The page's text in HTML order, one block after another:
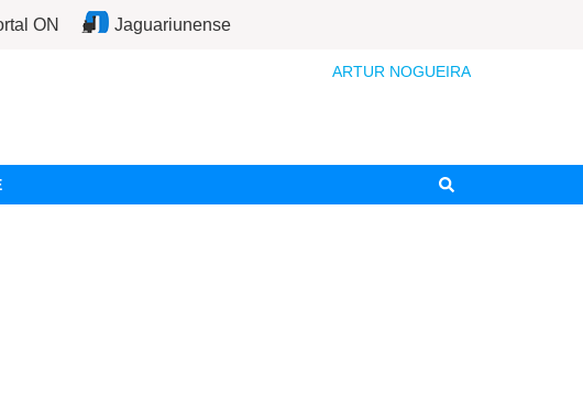
ON Jaguariunense
ARTUR NOGUEIRA